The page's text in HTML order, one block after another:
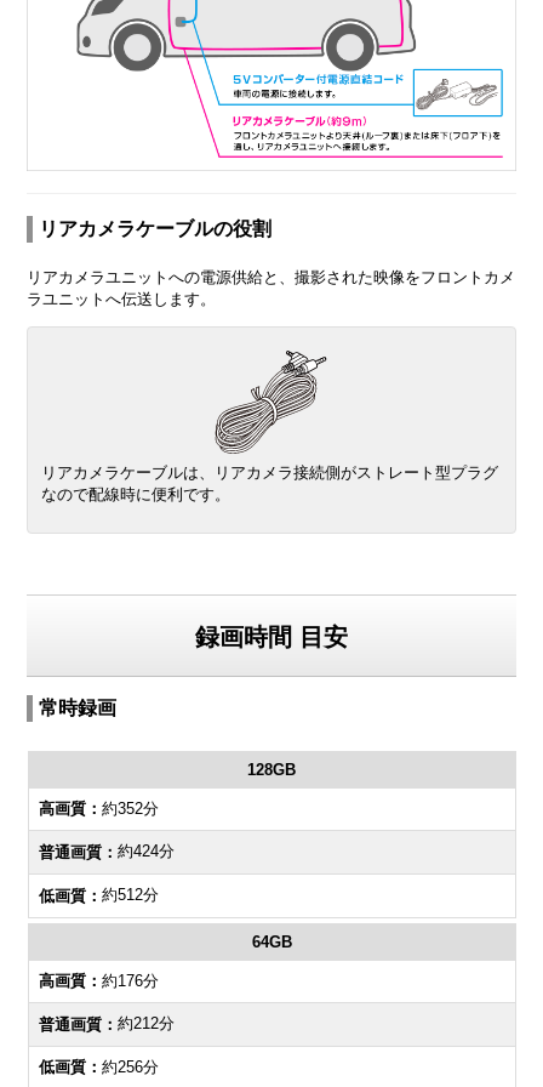
リアカメラケーブルの役割
リアカメラユニットへの電源供給と、撮影された映像をフロントカメ
ラユニットへ伝送します。
リアカメラケーブルは、リアカメラ接続側がストレート型プラグ
なので配線時に便利です。
録画時間 目安
常時録画
128GB
約352分
約424分
約512分
64GB
約176分
約212分
約256分